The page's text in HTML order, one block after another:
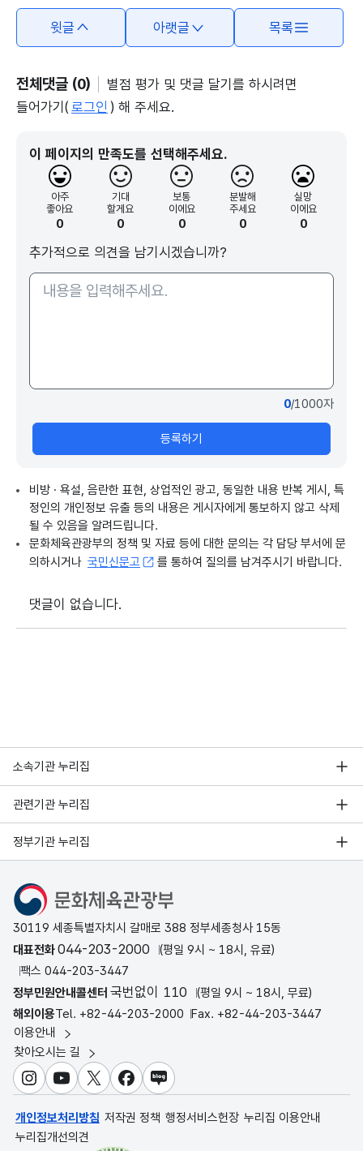
윗글 아랫글 목록
전체댓글 (0)
별점 평가 및 댓글 달기를 하시려면
들어가기( 로그인 ) 해 주세요.
이 페이지의 만족도를 선택해주세요.
아주
좋아요
0
기대
할게요
0
보통
이에요
0
분발해
주세요
0
실망
이에요
0
추가적으로 의견을 남기시겠습니까?
0/1000자
등록하기
비방 · 욕설, 음란한 표현, 상업적인 광고, 동일한 내용 반복 게시, 특
정인의 개인정보 유출 등의 내용은 게시자에게 통보하지 않고 삭제
될 수 있음을 알려드립니다.
문화체육관광부의 정책 및 자료 등에 대한 문의는 각 담당 부서에 문
의하시거나 국민신문고 를 통하여 질의를 남겨주시기 바랍니다.
댓글이 없습니다.
소속기관 누리집
관련기관 누리집
정부기관 누리집
문화체육관광부
30119 세종특별자치시 갈매로 388 정부세종청사 15동
대표전화044-203-2000
(평일 9시 ~ 18시, 유료)
팩스 044-203-3447
정부민원안내콜센터 국번없이 110
(평일 9시 ~ 18시, 무료)
해외이용Tel. +82-44-203-2000 Fax. +82-44-203-3447
이용안내
찾아오시는 길
인스타그램
유튜브X 페이스북
블로그
개인정보처리방침 저작권 정책 행정서비스헌장 누리집 이용안내
누리집개선의견